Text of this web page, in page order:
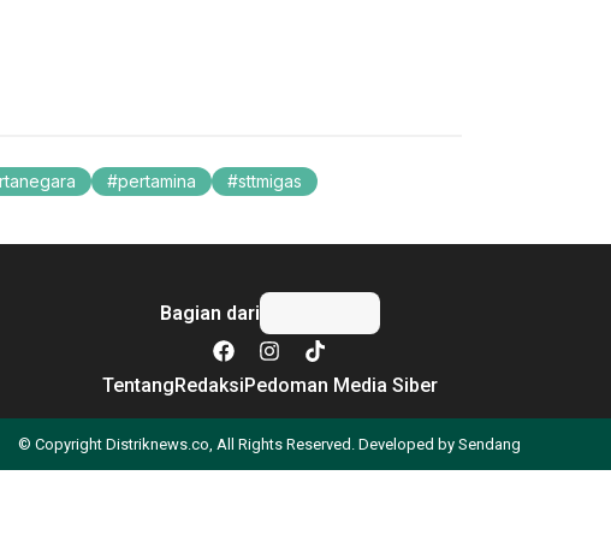
pertamina sttmigas
Bagian dari
TentangRedaksiPedoman Media Siber
© Copyright Distriknews.co, All Rights Reserved. Developed by Sendang